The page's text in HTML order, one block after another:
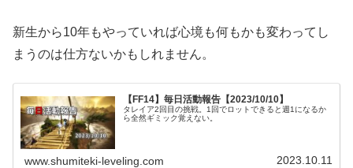
新生から10年もやっていれば心境も何もかも変わってし
まうのは仕方ないかもしれません。
【FF14】毎日活動報告【2023/10/10】
タレイア2回目の挑戦。1回でロットできると週1になるか
ら全然ギミック覚えない。
www.shumiteki-leveling.com 2023.10.11